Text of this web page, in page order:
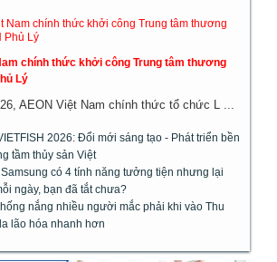
chính thức khởi công Trung tâm thương
Lý
AEON Việt Nam chính thức tổ chức L ...
2026: Đổi mới sáng tạo - Phát triển bền
tầm thủy sản Việt
có 4 tính năng tưởng tiện nhưng lại
ngày, bạn đã tắt chưa?
nắng nhiều người mắc phải khi vào Thu
lão hóa nhanh hơn